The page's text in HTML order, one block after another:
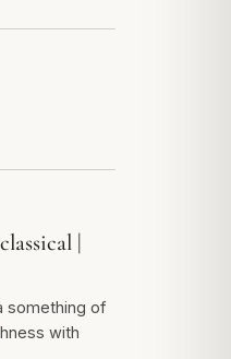
|
something of
with